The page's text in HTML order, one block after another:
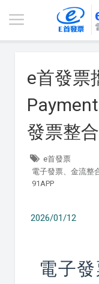
e首發票
發票整
e首發票
電子發票、金流整
91APP
2026/01/12
電子